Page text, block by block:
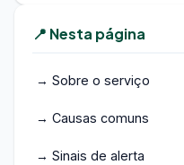
📍 Nesta página
→ Sobre o serviço
→ Causas comuns
→ Sinais de alerta